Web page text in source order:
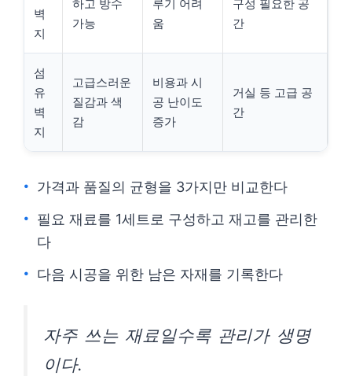
벽
지
하고 방수
가능
루기 어려
움
구성 필요한 공
간
섬
유
벽
지
고급스러운
질감과 색
감
비용과 시
공 난이도
증가
거실 등 고급 공
간
가격과 품질의 균형을 3가지만 비교한다
필요 재료를 1세트로 구성하고 재고를 관리한
다
다음 시공을 위한 남은 자재를 기록한다
자주 쓰는 재료일수록 관리가 생명
이다.